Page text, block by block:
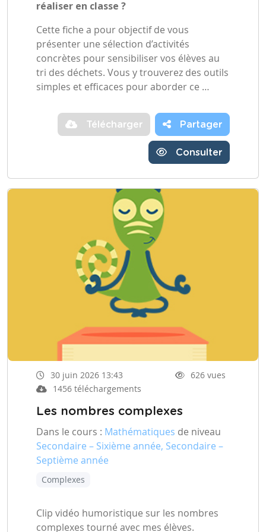
réaliser en classe ?
Cette fiche a pour objectif de vous
présenter une sélection d’activités
concrètes pour sensibiliser vos élèves au
tri des déchets. Vous y trouverez des outils
simples et efficaces pour aborder ce …
Télécharger Partager
Consulter
30 juin 2026 13:43
626 vues
1456 téléchargements
Les nombres complexes
Dans le cours : Mathématiques de niveau
Secondaire – Sixième année, Secondaire –
Septième année
Complexes
Clip vidéo humoristique sur les nombres
complexes tourné avec mes élèves.